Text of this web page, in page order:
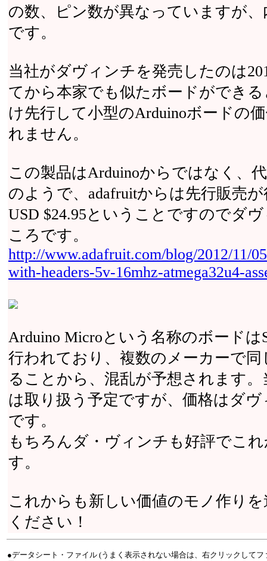
の数、ピン数が異なっていますが
です。
当社がダヴィンチを発売したのは
てから本家でも似たボードができ
け先行して小型のArduinoボードの
れません。
この製品はArduinoからではなく、
のようで、adafruitからは先行販売
USD $24.95ということですのでダ
ころです。
http://www.adafruit.com/blog/2012/11/
with-headers-5v-16mhz-atmega32u4-
Arduino Microという名称のボードは
行われており、複数のメーカーで
ることから、混乱が予想されます
は取り扱う予定ですが、価格はダ
です。
もちろんダ・ヴィンチも好評でこ
す。
これからも新しい価値のモノ作り
ください！
●データシート・ファイル (うまく表示されない場合は、右クリックして